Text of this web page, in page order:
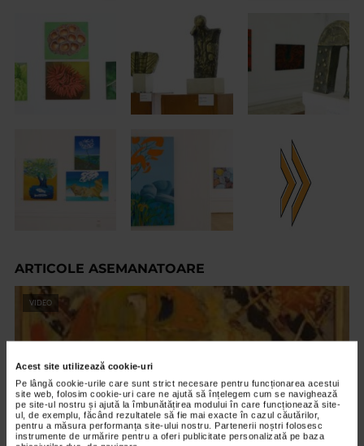
Acest site utilizează cookie-uri
Pe lângă cookie-urile care sunt strict necesare pentru funcționarea acestui
site web, folosim cookie-uri care ne ajută să înțelegem cum se navighează
pe site-ul nostru și ajută la îmbunătățirea modului în care funcționează site-
ul, de exemplu, făcând rezultatele să fie mai exacte în cazul căutărilor,
pentru a măsura performanța site-ului nostru. Partenerii noștri folosesc
instrumente de urmărire pentru a oferi publicitate personalizată pe baza
ARTICOLE ASEMANATOARE
VIDEO